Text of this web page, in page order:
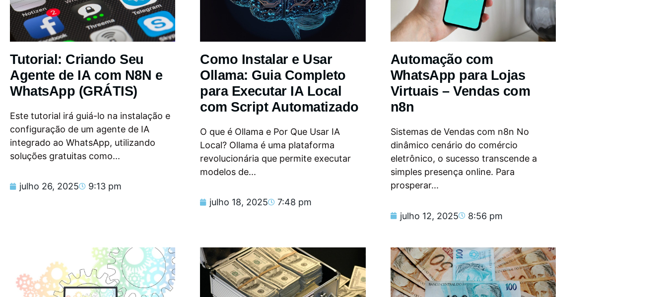
Tutorial: Criando Seu
Agente de IA com N8N e
WhatsApp (GRÁTIS)
Este tutorial irá guiá-lo na instalação e
configuração de um agente de IA
integrado ao WhatsApp, utilizando
soluções gratuitas como...
julho 26, 2025 9:13 pm
Como Instalar e Usar
Ollama: Guia Completo
para Executar IA Local
com Script Automatizado
O que é Ollama e Por Que Usar IA
Local? Ollama é uma plataforma
revolucionária que permite executar
modelos de...
julho 18, 2025 7:48 pm
Automação com
WhatsApp para Lojas
Virtuais – Vendas com
n8n
Sistemas de Vendas com n8n No
dinâmico cenário do comércio
eletrônico, o sucesso transcende a
simples presença online. Para
prosperar...
julho 12, 2025 8:56 pm